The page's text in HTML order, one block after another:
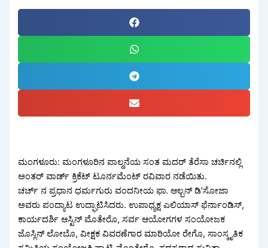
ಮಂಗಳೂರು: ಮಂಗಳೂರಿನ ಪಾಲ್ದನೆಯ ಸಂತ ಮದರ್‌ ತೆರೆಸಾ ಚರ್ಚಿನಲ್ಲಿ
ಅಂತರ್‌ ವಾರ್ಡ್ ಕ್ರಿಕೆಟ್‌ ಟೂರ್ನಮೆಂಟ್‌ ರವಿವಾರ ನಡೆಯಿತು.
ಚರ್ಚ್ ನ ಪ್ರಧಾನ ಧರ್ಮಗುರು ವಂದನೀಯ ಫಾ. ಆಲ್ಬನ್‌ ಡಿ’ಸೋಜಾ
ಅವರು ಪಂದ್ಯಾಟ ಉದ್ಘಾಟಿಸಿದರು. ಉಪಾಧ್ಯಕ್ಷ ಎಲಿಯಾಸ್‌ ಫೆರ್ನಾಂಡಿಸ್‌,
ಕಾರ್ಯದರ್ಶಿ ಆಸ್ಟಿನ್‌ ಮೊತೇರೊ, ಸರ್ವ ಆಯೋಗಗಳ ಸಂಯೋಜಕ
ಜೊಸ್ಲಿನ್‌ ಲೋಬೊ, ವೀಕ್ಷಕ ವಿವರಣೆಗಾರ ಮಾರಿಯೋ ರೇಗೊ, ಸಾಂಸ್ಕೃತಿಕ